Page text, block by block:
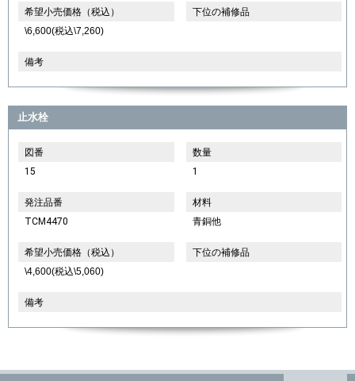
希望小売価格（税込）
\6,600(税込\7,260)
下位の補修品
備考
止水栓
図番
15
数量
1
発注品番
TCM4470
材料
青銅他
希望小売価格（税込）
\4,600(税込\5,060)
下位の補修品
備考